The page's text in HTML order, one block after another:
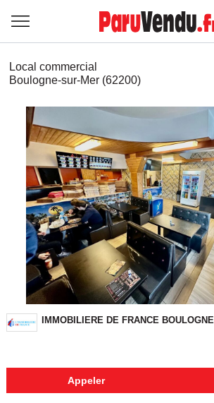
Local commercial
Boulogne-sur-Mer (62200)
IMMOBILIERE DE FRANCE BOULOGNE
Appeler